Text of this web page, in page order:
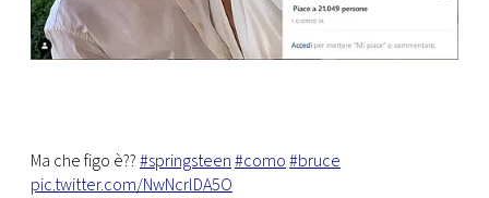
Ma che figo è??#springsteen#como#bruce
pic.twitter.com/NwNcrlDA5O